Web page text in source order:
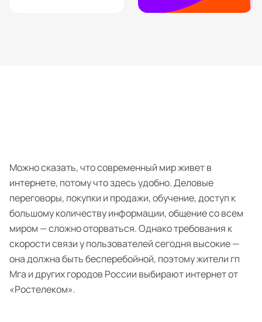
Можно сказать, что современный мир живет в
интернете, потому что здесь удобно. Деловые
переговоры, покупки и продажи, обучение, доступ к
большому количеству информации, общение со всем
миром — сложно оторваться. Однако требования к
скорости связи у пользователей сегодня высокие —
она должна быть бесперебойной, поэтому жители гп
Мга и других городов России выбирают интернет от
«Ростелеком».